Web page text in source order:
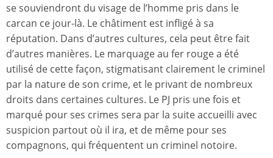
se souviendront du visage de l’homme pris dans le
carcan ce jour-là. Le châtiment est infligé à sa
réputation. Dans d’autres cultures, cela peut être fait
d’autres manières. Le marquage au fer rouge a été
utilisé de cette façon, stigmatisant clairement le criminel
par la nature de son crime, et le privant de nombreux
droits dans certaines cultures. Le PJ pris une fois et
marqué pour ses crimes sera par la suite accueilli avec
suspicion partout où il ira, et de même pour ses
compagnons, qui fréquentent un criminel notoire.